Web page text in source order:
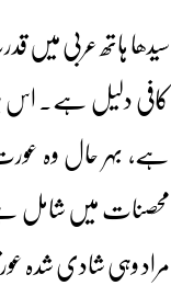
سیدھا ہاتھ عربی میں
کافی دلیل ہے۔ اس
ہے، بہر حال وہ
محصنات میں شامل
مراد وہی شادی شدہ